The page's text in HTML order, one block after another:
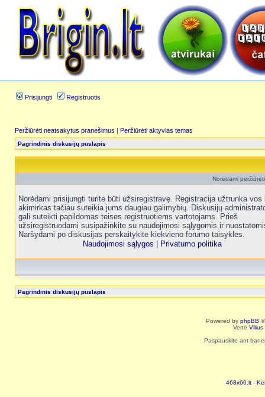
Prisijungti Registruotis
Peržiūrėti neatsakytus pranešimus | Peržiūrėti aktyvias temas
Pagrindinis diskusijų puslapis
Norėdami
Norėdami prisijungti turite būti užsiregistravę. Registracija užtrunka vos
akimirkas tačiau suteikia jums daugiau galimybių. Diskusijų
gali suteikti papildomas teises registruotiems vartotojams. Prieš
užsiregistruodami susipažinkite su naudojimosi sąlygomis ir
Naršydami po diskusijas perskaitykite kiekvieno forumo taisykles.
Naudojimosi sąlygos
Privatumo politika
Pagrindinis diskusijų puslapis
Powered by phpBB
Vertė Vilius
Paspauskite ant
468x60.lt -